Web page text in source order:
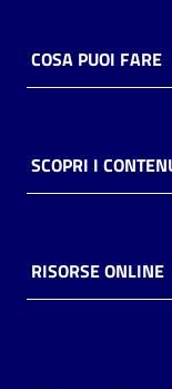
Casa
Piani
storico
COSA PUOI FARE
SCOPRI I
RISORSE ONLINE